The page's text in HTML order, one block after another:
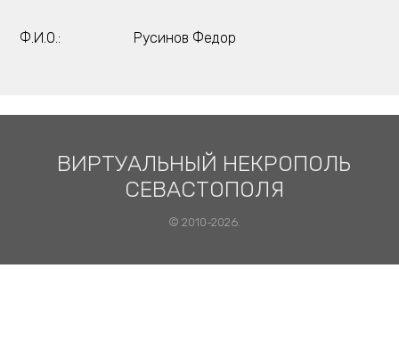
Ф.И.О.: Русинов Федор
ВИРТУАЛЬНЫЙ НЕКРОПОЛЬ
СЕВАСТОПОЛЯ
© 2010-2026.